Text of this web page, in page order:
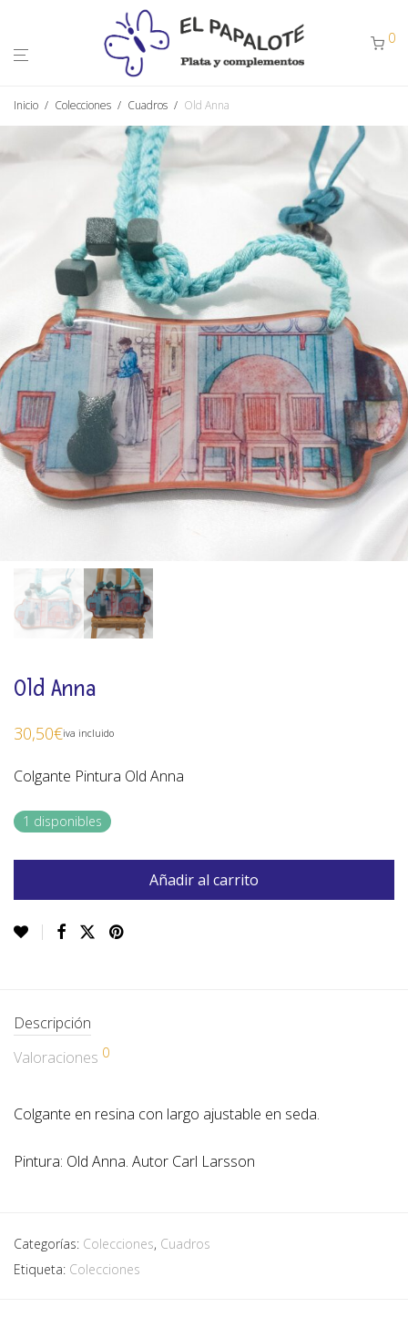
0
Inicio / Colecciones / Cuadros / Old Anna
Old Anna
30,50€iva incluido
Colgante Pintura Old Anna
1 disponibles
Añadir al carrito
Descripción
Valoraciones 0
Colgante en resina con largo ajustable en seda.
Pintura: Old Anna. Autor Carl Larsson
Categorías: Colecciones, Cuadros
Etiqueta: Colecciones